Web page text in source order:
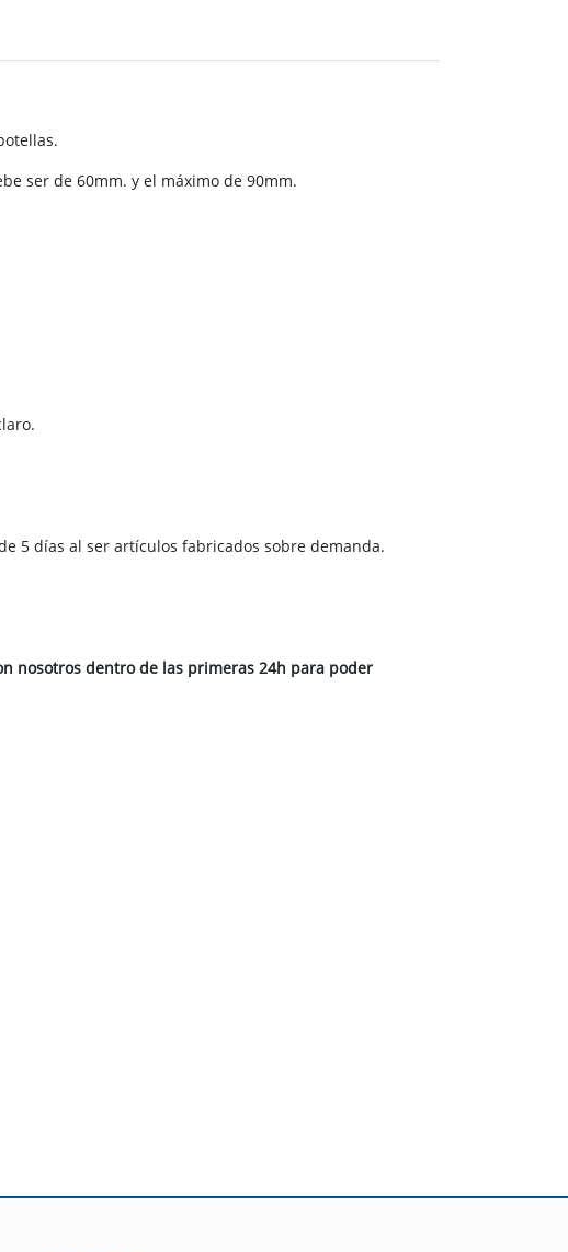
ser de 60mm. y el máximo de 90mm.
5 días al ser artículos fabricados sobre demanda.
nosotros dentro de las primeras 24h para poder